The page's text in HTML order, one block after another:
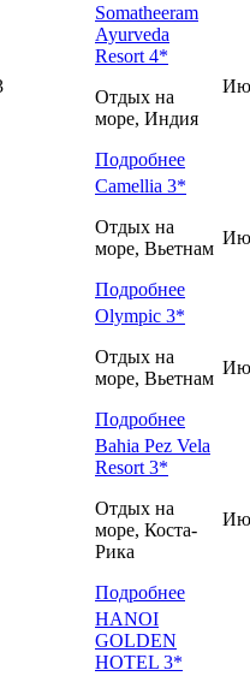
Somatheeram
Ayurveda
Resort 4*
Отдых на
море, Индия
Подробнее
Camellia 3*
Отдых на
море, Вьетнам
Подробнее
Olympic 3*
Отдых на
море, Вьетнам
Подробнее
Bahia Pez Vela
Resort 3*
Отдых на
море, Коста-
Рика
Подробнее
HANOI
GOLDEN
HOTEL 3*